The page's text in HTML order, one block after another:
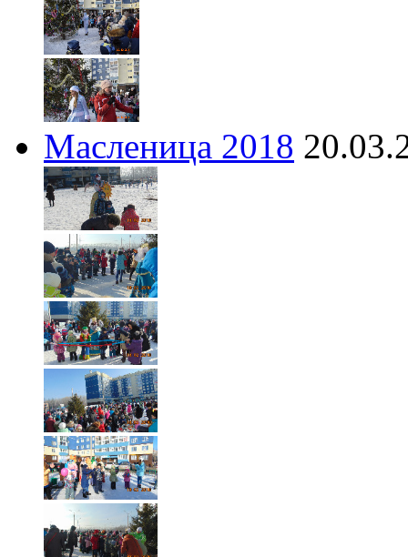
Масленица 2018